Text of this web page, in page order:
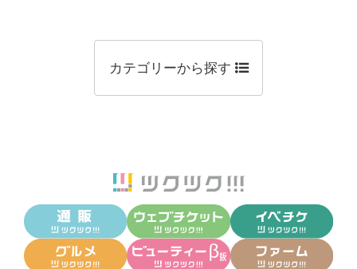
カテゴリーから探す